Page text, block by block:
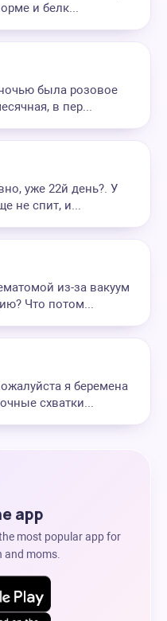
и белк...
была розовое
в пер...
уже 22й день?. У
не спит, и...
из-за вакуум
Что потом...
я беремена
схватки...
app
most popular app for
and moms.